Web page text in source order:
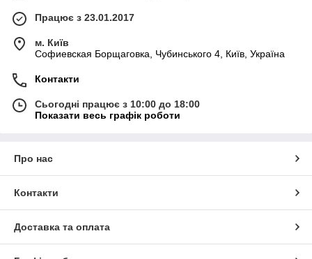
Працює з 23.01.2017
м. Київ
Софиевская Борщаговка, Чубинського 4, Київ, Україна
Контакти
Сьогодні працює з 10:00 до 18:00
Показати весь графік роботи
Про нас
Контакти
Доставка та оплата